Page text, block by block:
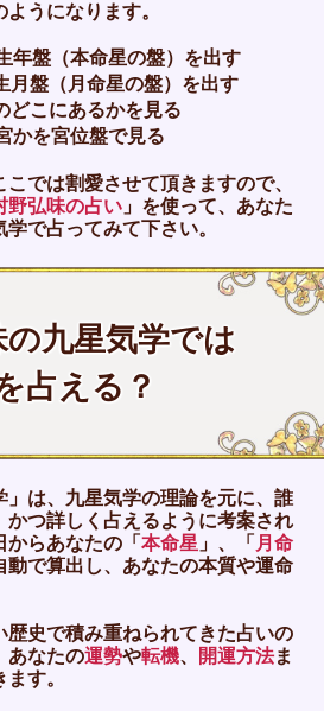
うになります。
盤（本命星の盤）を出す
盤（月命星の盤）を出す
こにあるかを見る
を宮位盤で見る
では割愛させて頂きますので、
野弘味の占い 」を使って、あなた
で占ってみて下さい。
九星気学では
占える？
」は、九星気学の理論を元に、誰
かつ詳しく占えるように考案され
からあなたの「本命星 」、「 月命
動で算出し、あなたの本質や運命
歴史で積み重ねられてきた占いの
あなたの運勢や転機、 開運方法ま
す。